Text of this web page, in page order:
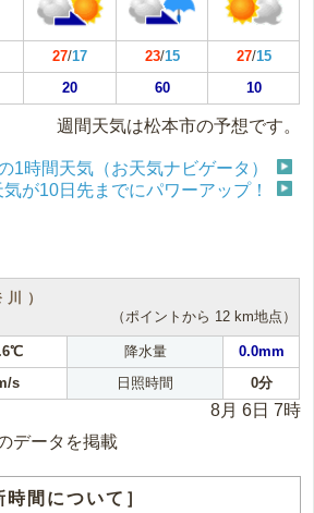
27/17 23/15 27/15
20 60 10
週間天気は松本市の予想です。
1時間天気（お天気ナビゲータ）
が10日先までにパワーアップ！
）
（ポイントから 12 km地点）
降水量
0.0mm
s 日照時間 0分
8月 6日 7時
データを掲載
時間について］